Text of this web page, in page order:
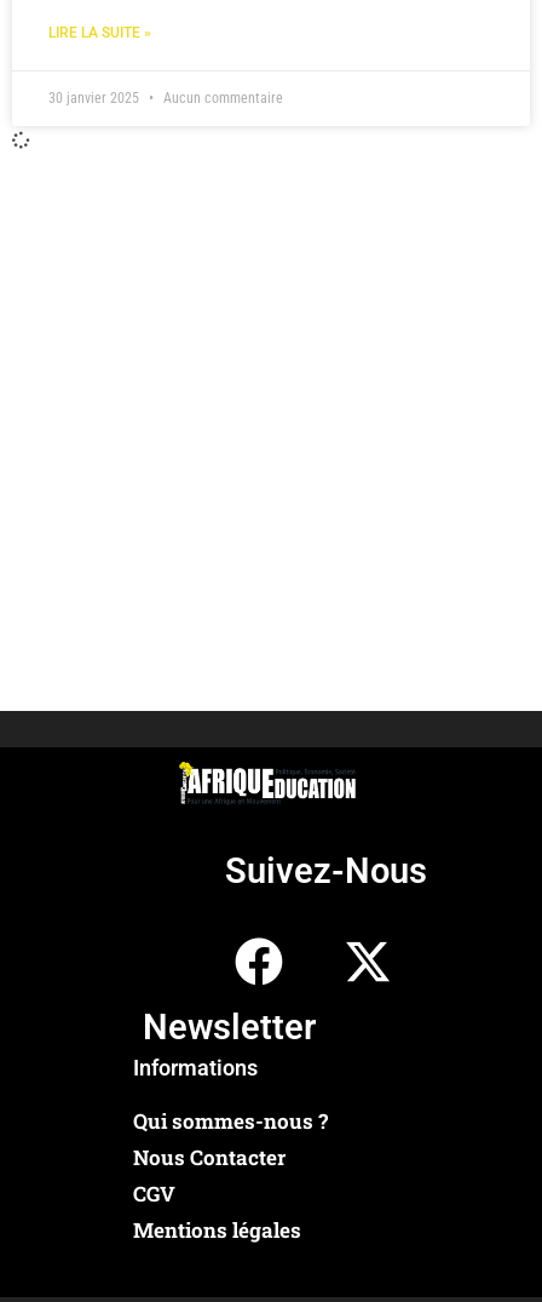
LIRE LA SUITE »
30 janvier 2025 Aucun commentaire
Suivez-Nous
Newsletter
Informations
Qui sommes-nous ?
Nous Contacter
CGV
Mentions légales